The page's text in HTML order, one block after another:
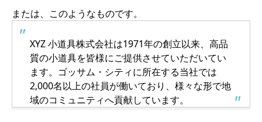
または、このようなものです。
XYZ 小道具株式会社は1971年の創立以来、高品
質の小道具を皆様にご提供させていただいてい
ます。ゴッサム・シティに所在する当社では
2,000名以上の社員が働いており、様々な形で地
域のコミュニティへ貢献しています。